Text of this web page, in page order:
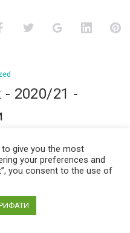
FacebookTwitter Google+
- 2020/21 -
Анатомија
и
Англиски
give you the most
your preferences and
you consent to the use of